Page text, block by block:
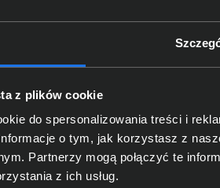
z plików cookie
do spersonalizowania treści i
o tym, jak korzystasz z
Partnerzy mogą połączyć te
z ich usług.